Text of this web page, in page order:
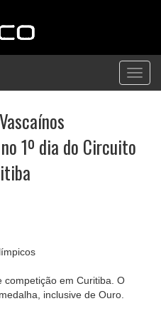
1º dia do Circuito
competição em Curitiba. O
inclusive de Ouro.